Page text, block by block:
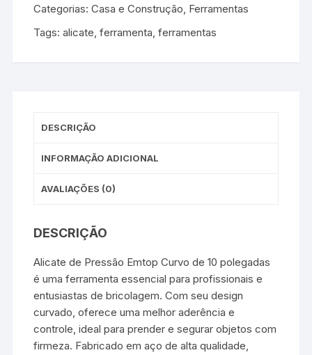
Categorias:Casa e Construção, Ferramentas
Tags:alicate,ferramenta,ferramentas
DESCRIÇÃO
INFORMAÇÃO ADICIONAL
AVALIAÇÕES (0)
DESCRIÇÃO
Alicate de Pressão Emtop Curvo de 10 polegadas
é uma ferramenta essencial para profissionais e
entusiastas de bricolagem. Com seu design
curvado, oferece uma melhor aderência e
controle, ideal para prender e segurar objetos com
firmeza. Fabricado em aço de alta qualidade,